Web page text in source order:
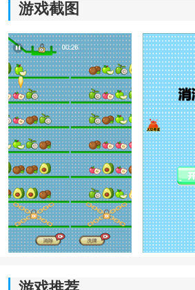
*游戏画面精美，丰富多彩的水果元
放松的游戏体验。
*出色的音效，让玩家沉浸在消除水
戏的趣味性。
*提供排行榜和成就系统，玩家可以
加游戏的竞争性。
*挑战玩法需要移动消除得高分，考
能力。
游戏截图